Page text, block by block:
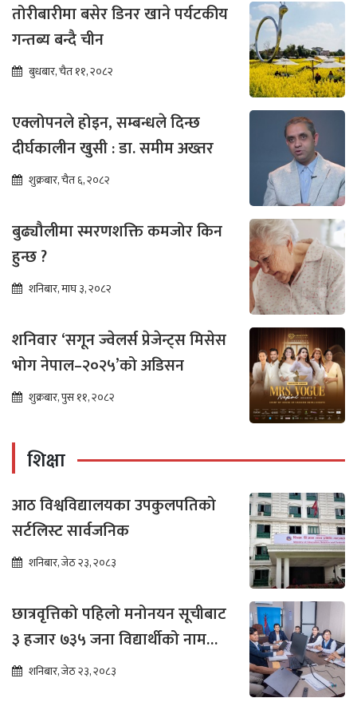
तोरीबारीमा बसेर डिनर खाने पर्यटकीय
गन्तब्य बन्दै चीन
बुधबार, चैत ११, २०८२
एक्लोपनले होइन, सम्बन्धले दिन्छ
दीर्घकालीन खुसी : डा. समीम अख्तर
शुक्रबार, चैत ६, २०८२
बुढ्यौलीमा स्मरणशक्ति कमजोर किन
हुन्छ ?
शनिबार, माघ ३, २०८२
शनिवार ‘सगून ज्वेलर्स प्रेजेन्ट्स मिसेस
भोग नेपाल–२०२५’को अडिसन
शुक्रबार, पुस ११, २०८२
शिक्षा
आठ विश्वविद्यालयका उपकुलपतिको
सर्टलिस्ट सार्वजनिक
शनिबार, जेठ २३, २०८३
छात्रवृत्तिको पहिलो मनोनयन सूचीबाट
३ हजार ७३५ जना विद्यार्थीको नाम
भर्नाका लागि सिफारिस
शनिबार, जेठ २३, २०८३